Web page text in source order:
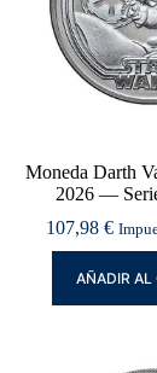
Moneda Darth
2026 —
107,98€
AÑADIR AL